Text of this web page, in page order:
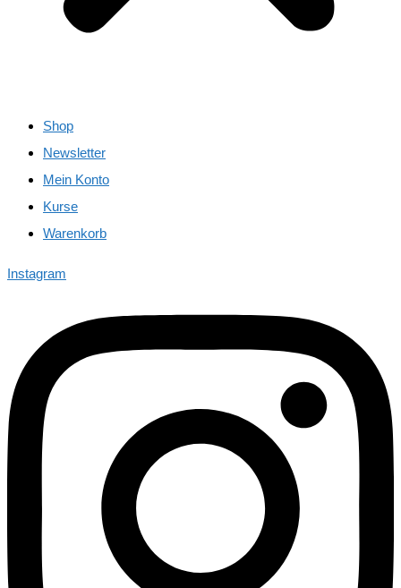
Shop
Newsletter
Mein Konto
Kurse
Warenkorb
Instagram